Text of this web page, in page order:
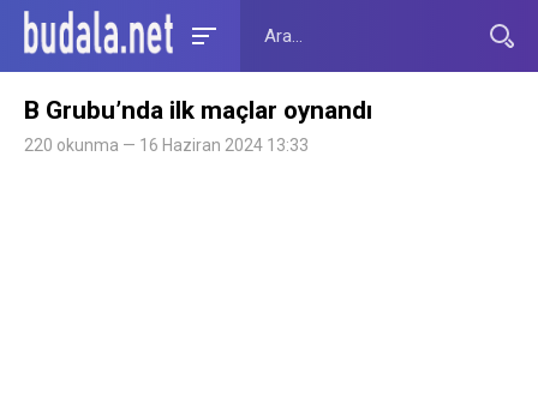
B Grubu’nda ilk maçlar oynandı
220 okunma — 16 Haziran 2024 13:33